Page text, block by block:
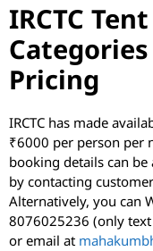
IRCTC
Pricing
IRCTC has made
₹6000 per person per
booking details can be
by contacting
Alternatively, you can
8076025236 (only text
or email at